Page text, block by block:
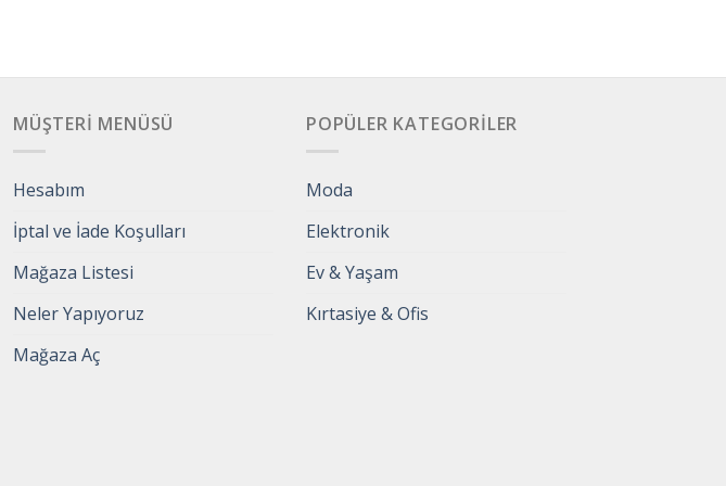
MÜŞTERI MENÜSÜ
Hesabım
İptal ve İade Koşulları
Mağaza Listesi
Neler Yapıyoruz
Mağaza Aç
POPÜLER KATEGORILER
Moda
Elektronik
Ev & Yaşam
Kırtasiye & Ofis